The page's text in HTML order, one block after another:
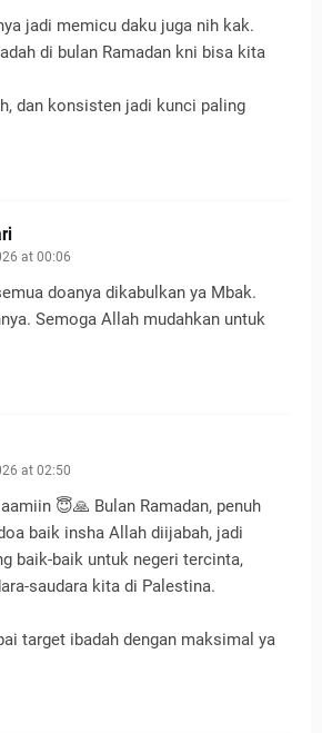
jadi memicu daku juga nih kak.
di bulan Ramadan kni bisa kita
dan konsisten jadi kunci paling
at 00:06
doanya dikabulkan ya Mbak.
Semoga Allah mudahkan untuk
at 02:50
😇🙏 Bulan Ramadan, penuh
baik insha Allah diijabah, jadi
baik-baik untuk negeri tercinta,
saudara kita di Palestina.
target ibadah dengan maksimal ya